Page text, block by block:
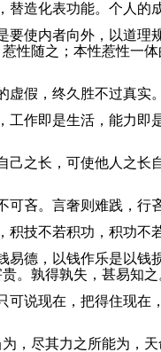
替造化表功能。个人
要使内者向外，以道
惹性随之；本性惹性一
虚假，终久胜不过真实
工作即是生活，能力
己之长，可使他人之
可吝。言奢则难践，行
积技不若积功，积功
易德，以钱作乐是以
。孰得孰失，甚易知之
可说现在，把得住现
为，尽其力之所能为，